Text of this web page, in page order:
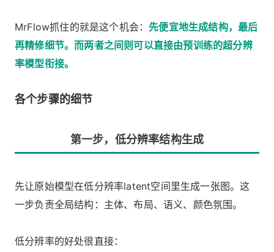
MrFlow抓住的就是这个机会： 先便宜地生成结构，最后
再精修细节。而两者之间则可以直接由预训练的超分辨
率模型衔接。
各个步骤的细节
第一步，低分辨率结构生成
先让原始模型在低分辨率latent空间里生成一张图。这
一步负责全局结构：主体、布局、语义、颜色氛围。
低分辨率的好处很直接：